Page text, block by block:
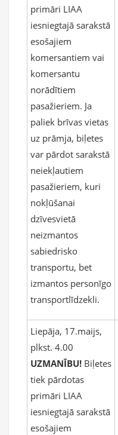
primāri LIAA
iesniegtajā sarakstā
esošajiem
komersantiem vai
komersantu
norādītiem
pasažieriem. Ja
paliek brīvas vietas
uz prāmja, biļetes
var pārdot sarakstā
neiekļautiem
pasažieriem, kuri
nokļūšanai
dzīvesvietā
neizmantos
sabiedrisko
transportu, bet
izmantos personīgo
transportlīdzekli.
Liepāja, 17.maijs,
plkst. 4.00
UZMANĪBU! Biļetes
tiek pārdotas
primāri LIAA
iesniegtajā sarakstā
esošajiem